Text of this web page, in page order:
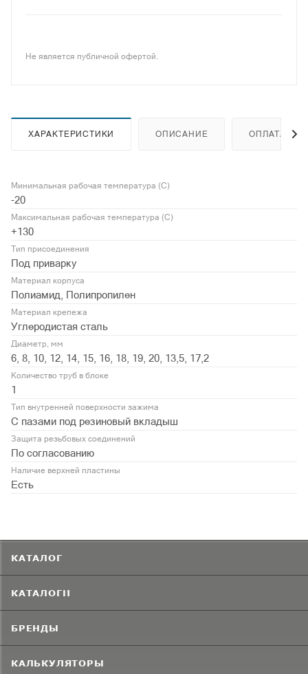
Не является публичной офертой.
ХАРАКТЕРИСТИКИ ОПИСАНИЕ ОПЛАТА
Минимальная рабочая температура (С)
-20
Максимальная рабочая температура (С)
+130
Тип присоединения
Под приварку
Материал корпуса
Полиамид, Полипропилен
Материал крепежа
Углеродистая сталь
Диаметр, мм
6, 8, 10, 12, 14, 15, 16, 18, 19, 20, 13,5, 17,2
Количество труб в блоке
1
Тип внутренней поверхности зажима
С пазами под резиновый вкладыш
Защита резьбовых соединений
По согласованию
Наличие верхней пластины
Есть
КАТАЛОГ
КАТАЛОГИ
БРЕНДЫ
КАЛЬКУЛЯТОРЫ